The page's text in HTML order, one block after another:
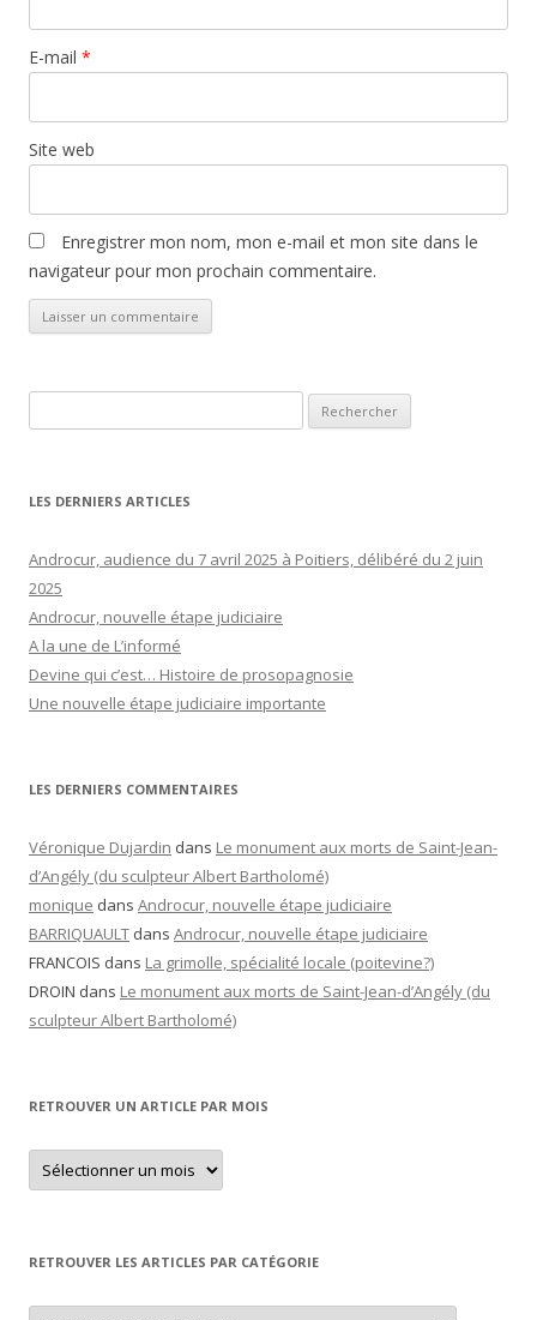
E-mail *
Site web
Enregistrer mon nom, mon e-mail et mon site dans le
navigateur pour mon prochain commentaire.
LES DERNIERS ARTICLES
Androcur, audience du 7 avril 2025 à Poitiers, délibéré du 2 juin
2025
Androcur, nouvelle étape judiciaire
A la une de L’informé
Devine qui c’est… Histoire de prosopagnosie
Une nouvelle étape judiciaire importante
LES DERNIERS COMMENTAIRES
Véronique Dujardin dans Le monument aux morts de Saint-Jean-
d’Angély (du sculpteur Albert Bartholomé)
monique dans Androcur, nouvelle étape judiciaire
BARRIQUAULT dans Androcur, nouvelle étape judiciaire
FRANCOIS dans La grimolle, spécialité locale (poitevine?)
DROIN dans Le monument aux morts de Saint-Jean-d’Angély (du
sculpteur Albert Bartholomé)
RETROUVER UN ARTICLE PAR MOIS
Retrouver
un
article
RETROUVER LES ARTICLES PAR CATÉGORIE
Retrouver